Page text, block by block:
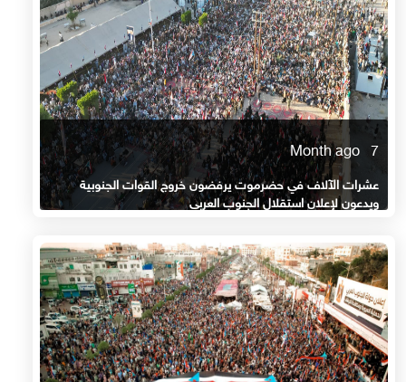
7 Month ago
عشرات الآلاف في حضرموت يرفضون خروج القوات الجنوبية
ويدعون لإعلان استقلال الجنوب العربي